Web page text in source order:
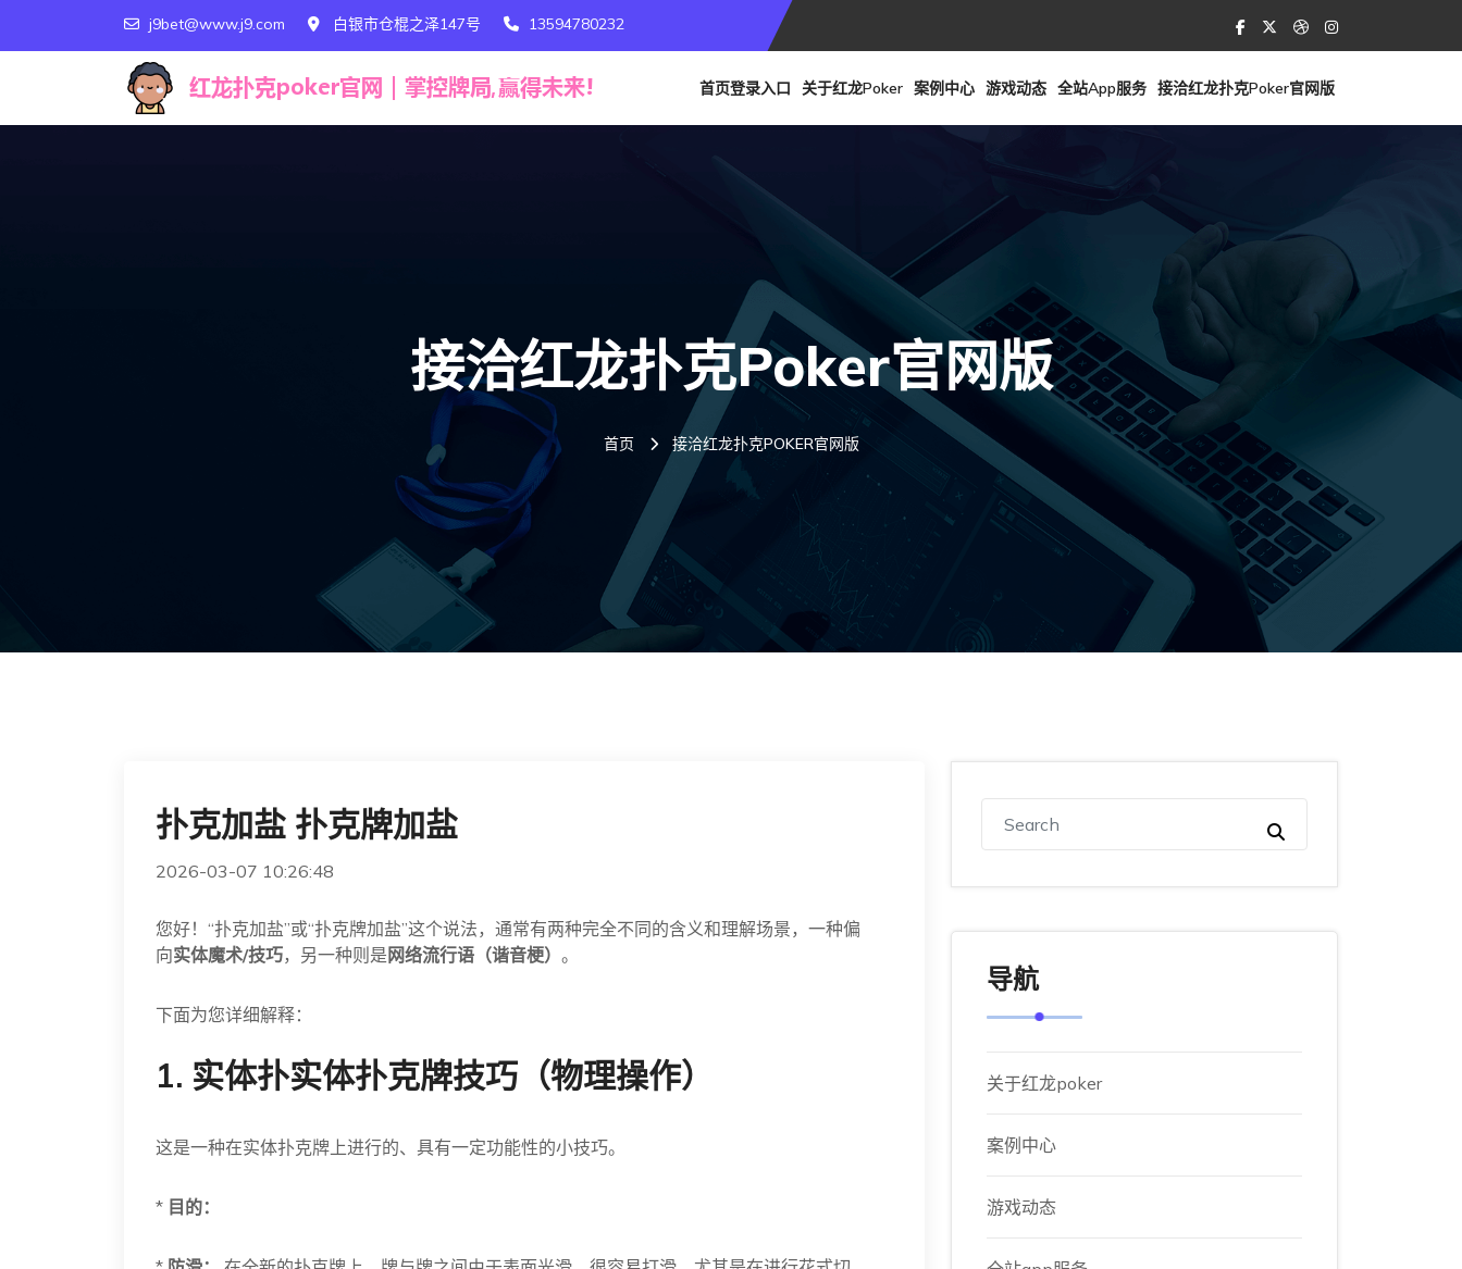
j9bet@www.j9.com 白银市仓棍之泽147号 13594780232
首页登录入口 关于红龙poker 案例中心 游戏动态 全站app服务 接洽红龙扑克poker官网版
接洽红龙扑克poker官网版
首页 接洽红龙扑克POKER官网版
扑克加盐 扑克牌加盐
2026-03-07 10:26:48
您好！“扑克加盐”或“扑克牌加盐”这个说法，通常有两种完全不同的含义和理解场景，一种偏
向实体魔术/技巧，另一种则是 网络流行语（谐音梗） 。
下面为您详细解释：
1. 实体扑实体扑克牌技巧（物理操作）
这是一种在实体扑克牌上进行的、具有一定功能性的小技巧。
* 目的：
导航
关于红龙poker
案例中心
游戏动态